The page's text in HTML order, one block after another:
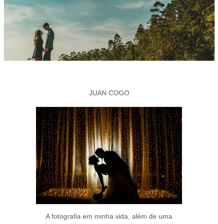
JUAN COGO
A fotografia em minha vida, além de uma